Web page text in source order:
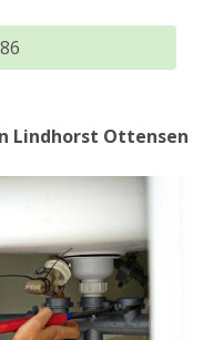
Lindhorst Ottensen